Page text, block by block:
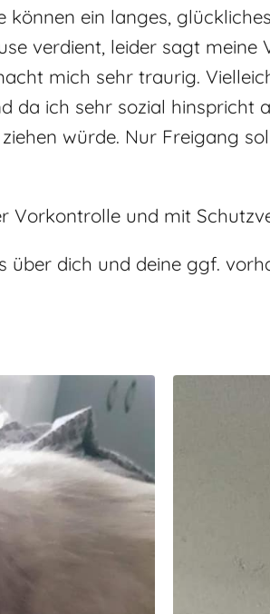
können ein langes,
verdient, leider sagt
mich sehr traurig.
da ich sehr sozial hinspricht
würde. Nur Freigang
Vorkontrolle und mit
dich und deine ggf.